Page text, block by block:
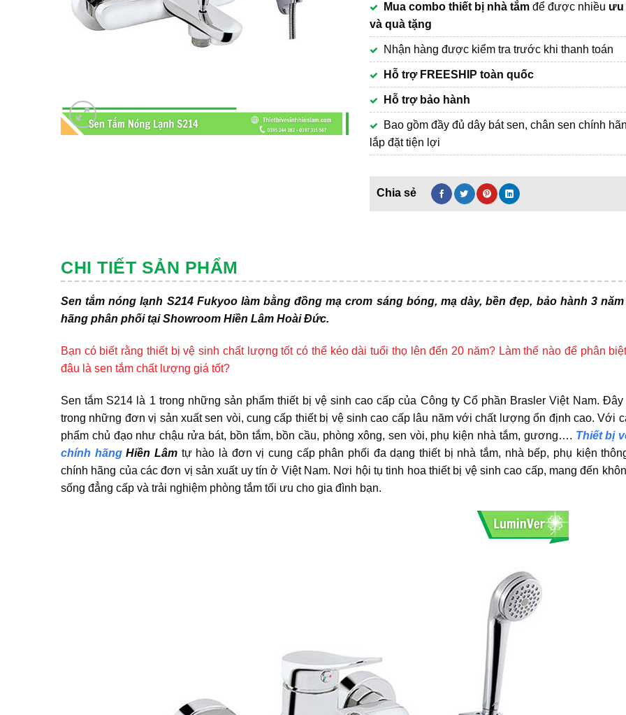
Mua combo thiết bị nhà tắm để được nhiều ưu
và quà tặng
Nhận hàng được kiểm tra trước khi thanh toán
Hỗ trợ FREESHIP toàn quốc
Hỗ trợ bảo hành
Bao gồm đầy đủ dây bát sen, chân sen chính
lắp đặt tiện lợi
CHI TIẾT SẢN PHẨM
Sen tắm nóng lạnh S214 Fukyoo làm bằng đồng mạ crom sáng bóng, mạ dày, bền đẹp, bảo hành 3
hãng phân phối tại Showroom Hiền Lâm Hoài Đức.
Bạn có biết rằng thiết bị vệ sinh chất lượng tốt có thể kéo dài tuổi thọ lên đến 20 năm? Làm thế nào để phân
đâu là sen tắm chất lượng giá tốt?
Sen tắm S214 là 1 trong những sản phẩm thiết bị vệ sinh cao cấp của Công ty Cổ phần Brasler Việt Nam. Đây
trong những đơn vị sản xuất sen vòi, cung cấp thiết bị vệ sinh cao cấp lâu năm với chất lượng ổn định cao. Với
phẩm chủ đạo như chậu rửa bát, bồn tắm, bồn cầu, phòng xông, sen vòi, phụ kiện nhà tắm, gương…. Thiết bị
chính hãngHiền Lâm tự hào là đơn vị cung cấp phân phối đa dạng thiết bị nhà tắm, nhà bếp, phụ kiện
chính hãng của các đơn vị sản xuất uy tín ở Việt Nam. Nơi hội tụ tinh hoa thiết bị vệ sinh cao cấp, mang đến
sống đẳng cấp và trải nghiệm phòng tắm tối ưu cho gia đình bạn.